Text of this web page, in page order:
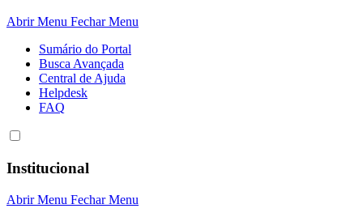
Abrir Menu Fechar Menu
Sumário do Portal
Busca Avançada
Central de Ajuda
Helpdesk
FAQ
Institucional
Abrir Menu Fechar Menu